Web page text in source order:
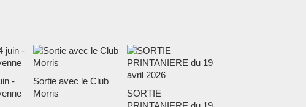
-
Sortie avec le Club
Morris
SORTIE